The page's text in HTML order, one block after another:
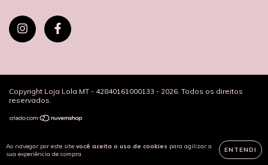
Ao navegar por este site você aceita o uso de cookies para agilizar a
sua experiência de compra.
ENTENDI
Copyright Loja Lola MT - 42840161000133 - 2026. Todos os direitos
reservados.